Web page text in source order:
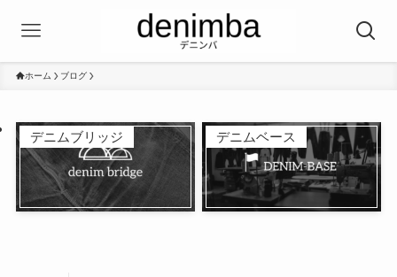
ホーム ブログ
デニムブリッジ デニムベース